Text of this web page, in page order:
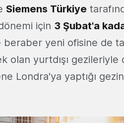
Siemens Türkiye
için 3 Şubat'a
beraber yeni ofisine de
olan yurtdışı gezileriyle
Londra'ya yaptığı